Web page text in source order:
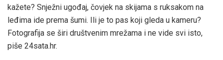
kažete? Snježni ugođaj, čovjek na skijama s ruksakom na
leđima ide prema šumi. Ili je to pas koji gleda u kameru?
Fotografija se širi društvenim mrežama i ne vide svi isto,
piše 24sata.hr.